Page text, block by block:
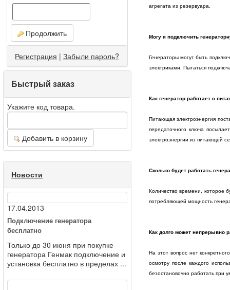
Продолжить
Регистрация | Забыли пароль?
Быстрый заказ
Укажите код товара.
Добавить в корзину
Новости
17.04.2013
Подключение генератора
бесплатно
Только до 30 июня при покупке
генератора Генмак подключение и
установка бесплатно в пределах ...
агрегата из резервуара.
Могу я подключить
Генераторы могут быть
электриками. Пытаться
Как генератор работает с
Питающая электроэнергия
передаточного ключа
электроэнергии из питающей
Сколько будет работать
Количество времени, которое
потребляющей мощность
Как долго может непрерывно
На этот вопрос нет
осмотру после каждого
безостановочно работать при